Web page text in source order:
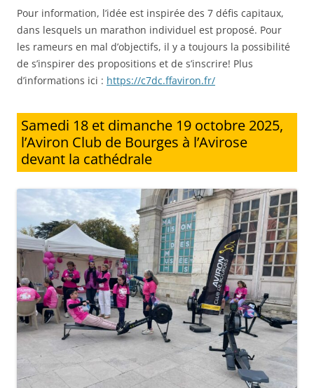
Pour information, l’idée est inspirée des 7 défis capitaux,
dans lesquels un marathon individuel est proposé. Pour
les rameurs en mal d’objectifs, il y a toujours la possibilité
de s’inspirer des propositions et de s’inscrire! Plus
d’informations ici : https://c7dc.ffaviron.fr/
Samedi 18 et dimanche 19 octobre 2025,
l’Aviron Club de Bourges à l’Avirose
devant la cathédrale